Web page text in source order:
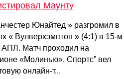
Маунту
Юнайтед » разгромил в
« Вулверхэмптон » (4:1) в 15-м
АПЛ. Матч проходил на
«Молинью». Спортс” вел
онлайн-т...